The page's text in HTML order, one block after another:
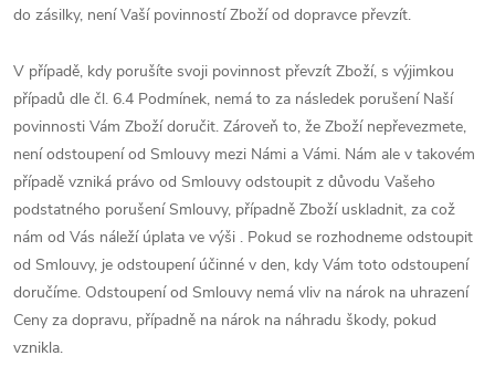
do zásilky, není Vaší povinností Zboží od dopravce převzít.
V případě, kdy porušíte svoji povinnost převzít Zboží, s výjimkou
případů dle čl. 6.4 Podmínek, nemá to za následek porušení Naší
povinnosti Vám Zboží doručit. Zároveň to, že Zboží nepřevezmete,
není odstoupení od Smlouvy mezi Námi a Vámi. Nám ale v takovém
případě vzniká právo od Smlouvy odstoupit z důvodu Vašeho
podstatného porušení Smlouvy, případně Zboží uskladnit, za což
nám od Vás náleží úplata ve výši . Pokud se rozhodneme odstoupit
od Smlouvy, je odstoupení účinné v den, kdy Vám toto odstoupení
doručíme. Odstoupení od Smlouvy nemá vliv na nárok na uhrazení
Ceny za dopravu, případně na nárok na náhradu škody, pokud
vznikla.